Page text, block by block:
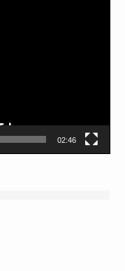
02:46